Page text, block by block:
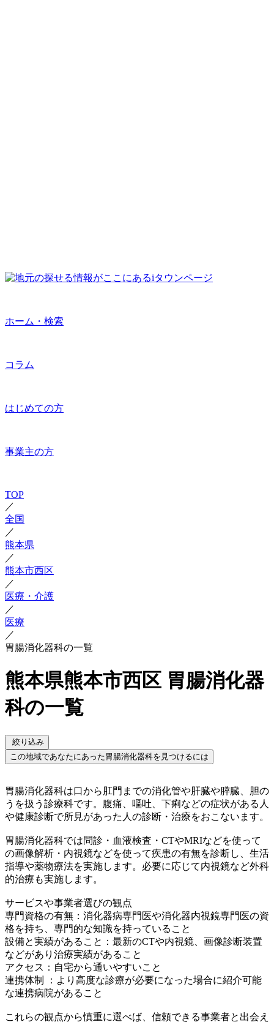
ホーム・検索
コラム
はじめての方
事業主の方
TOP
／
全国
／
熊本県
／
熊本市西区
／
医療・介護
／
医療
／
胃腸消化器科の一覧
熊本県熊本市西区 胃腸消化器
科の一覧
絞り込み
この地域であなたにあった胃腸消化器科を見つけるには
胃腸消化器科は口から肛門までの消化管や肝臓や膵臓、胆の
うを扱う診療科です。腹痛、嘔吐、下痢などの症状がある人
や健康診断で所見があった人の診断・治療をおこないます。
胃腸消化器科では問診・血液検査・CTやMRIなどを使って
の画像解析・内視鏡などを使って疾患の有無を診断し、生活
指導や薬物療法を実施します。必要に応じて内視鏡など外科
的治療も実施します。
サービスや事業者選びの観点
専門資格の有無：消化器病専門医や消化器内視鏡専門医の資
格を持ち、専門的な知識を持っていること
設備と実績があること：最新のCTや内視鏡、画像診断装置
などがあり治療実績があること
アクセス：自宅から通いやすいこと
連携体制 ：より高度な診療が必要になった場合に紹介可能
な連携病院があること
これらの観点から慎重に選べば、信頼できる事業者と出会え